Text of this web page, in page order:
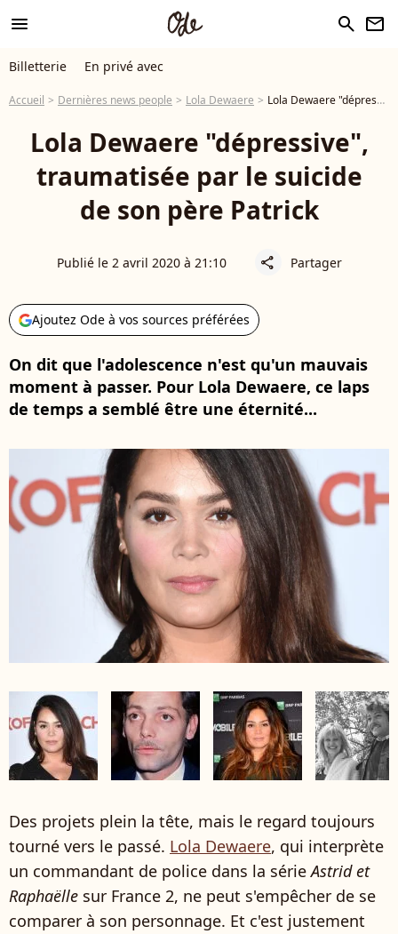
menu search newsletter
Billetterie En privé avec
Accueil Dernières news people Lola Dewaere Lola Dewaere "dépressive", traumatisée par le suicide de son père Patrick
Lola Dewaere "dépressive",
traumatisée par le suicide
de son père Patrick
Publié le 2 avril 2020 à 21:10 share Partager
Ajoutez Ode à vos sources préférées
On dit que l'adolescence n'est qu'un mauvais
moment à passer. Pour Lola Dewaere, ce laps
de temps a semblé être une éternité...
Des projets plein la tête, mais le regard toujours
tourné vers le passé. Lola Dewaere, qui interprète
un commandant de police dans la sérieAstrid et
Raphaëlle sur France 2, ne peut s'empêcher de se
comparer à son personnage. Et c'est justement